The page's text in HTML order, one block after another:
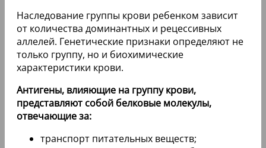
Наследование группы крови ребенком зависит
от количества доминантных и рецессивных
аллелей. Генетические признаки определяют не
только группу, но и биохимические
характеристики крови.
Антигены, влияющие на группу крови,
представляют собой белковые молекулы,
отвечающие за:
транспорт питательных веществ;